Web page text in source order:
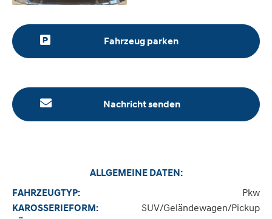
Fahrzeug parken
Nachricht senden
ALLGEMEINE DATEN:
FAHRZEUGTYP:
Pkw
KAROSSERIEFORM:
SUV/Geländewagen/Pickup